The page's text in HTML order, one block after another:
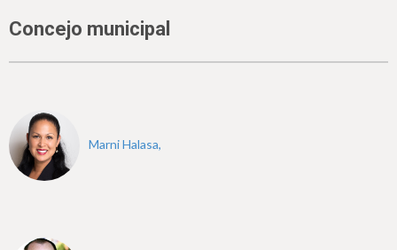
Concejo municipal
Marni Halasa,